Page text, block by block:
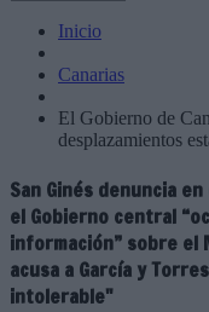
Inicio
Canarias
El Gobierno de
desplazamientos
San Ginés denuncia
el Gobierno central
información” sobre el
acusa a García y
intolerable"